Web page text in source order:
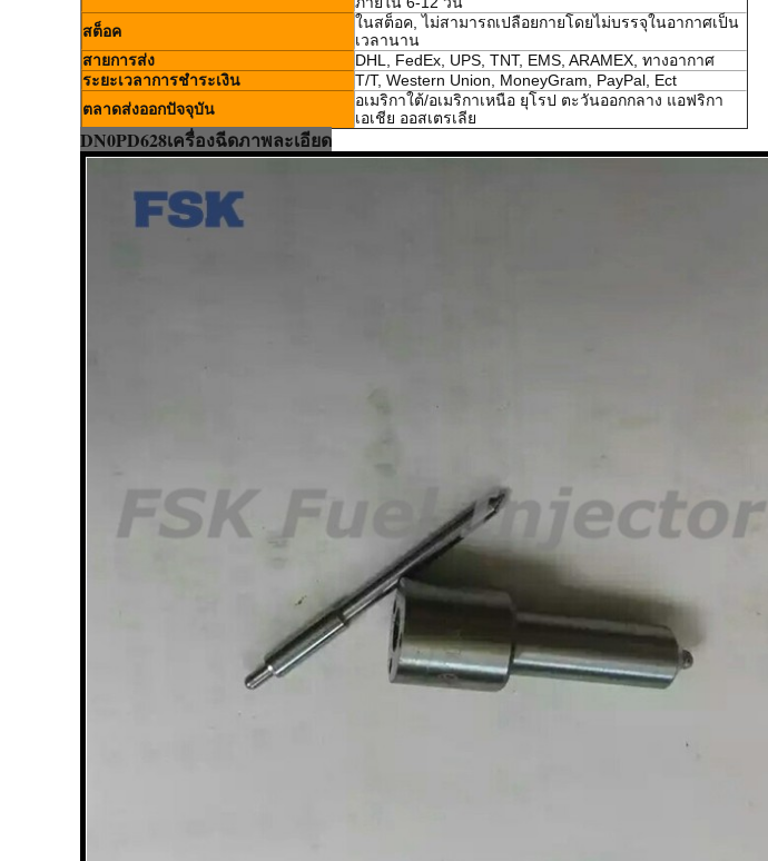
สต็อค
ในสต็อค, ไม่สามารถเปลือยกายโดยไม่บรรจุในอากาศเป็น
เวลานาน
สายการส่ง
DHL, FedEx, UPS, TNT, EMS, ARAMEX, ทางอากาศ
ระยะเวลาการชําระเงิน
T/T, Western Union, MoneyGram, PayPal, Ect
ตลาดส่งออกปัจจุบัน
อเมริกาใต้/อเมริกาเหนือ ยุโรป ตะวันออกกลาง แอฟริกา
เอเชีย ออสเตรเลีย
DN0PD628เครื่องฉีดภาพละเอียด